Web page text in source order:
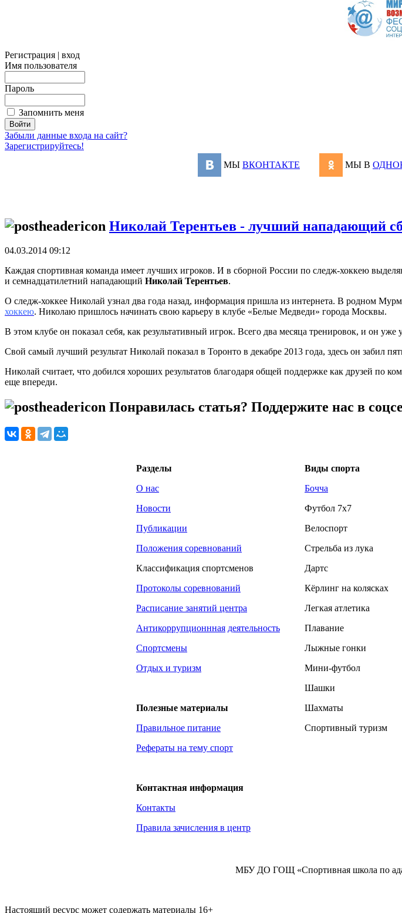
Регистрация | вход
Имя пользователя
Пароль
Запомнить меня
Забыли данные входа на сайт?
Зарегистрируйтесь!
МЫ ВКОНТАКТЕ МЫ В
Николай Терентьев - лучший нападающий
04.03.2014 09:12
Каждая спортивная команда имеет лучших игроков. И в сборной России по следж-хоккею
и семнадцатилетний нападающий Николай Терентьев.
О следж-хоккее Николай узнал два года назад, информация пришла из интернета. В родном
хоккею. Николаю пришлось начинать свою карьеру в клубе «Белые Медведи» города Москвы.
В этом клубе он показал себя, как результативный игрок. Всего два месяца тренировок, и он
Свой самый лучший результат Николай показал в Торонто в декабре 2013 года, здесь он забил
Николай считает, что добился хороших результатов благодаря общей поддержке как друзей по
еще впереди.
Понравилась статья? Поддержите нас в
Разделы
О нас
Новости
Публикации
Положения соревнований
Классификация спортсменов
Протоколы соревнований
Расписание занятий центра
Антикоррупционнная деятельность
Спортсмены
Отдых и туризм
Полезные материалы
Правильное питание
Рефераты на тему спорт
Контактная информация
Контакты
Правила зачисления в центр
Виды спорта
Бочча
Футбол 7х7
Велоспорт
Стрельба из лука
Дартс
Кёрлинг на колясках
Легкая атлетика
Плавание
Лыжные гонки
Мини-футбол
Шашки
Шахматы
Спортивный туризм
МБУ ДО ГОЩ «Спортивная школа по
Настоящий ресурс может содержать материалы 16+